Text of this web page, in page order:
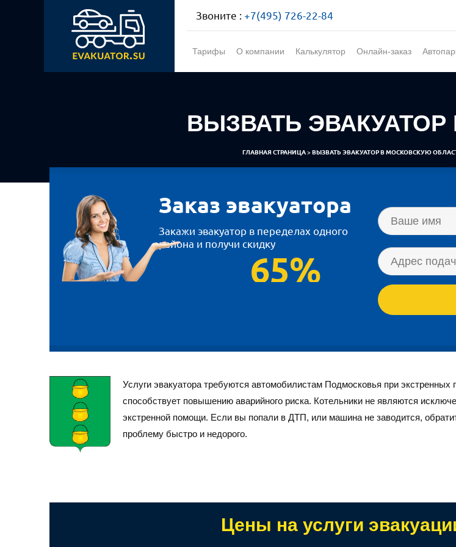
Звоните : +7(495) 726-22-84
Тарифы О компании Калькулятор Онлайн-заказ
ВЫЗВАТЬ ЭВАКУАТОР
ГЛАВНАЯ СТРАНИЦА>ВЫЗВАТЬ ЭВАКУАТОР В МОСКОВСКУЮ
Заказ эвакуатора
Закажи эвакуатор в переделах одного
района и получи скидку
65%
Услуги эвакуатора требуются автомобилистам Подмосковья при
способствует повышению аварийного риска. Котельники не являются
экстренной помощи. Если вы попали в ДТП, или машина не заводится,
проблему быстро и недорого.
Каждый эвакуатор из нашего автопарка обслуживает определенную территорию. Зональное
Котельники имеют административный статус населенного пункта областного подчинения.
Цены на услуги